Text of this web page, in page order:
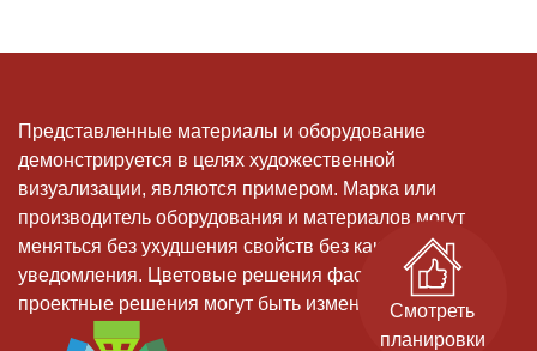
Представленные материалы и оборудование
демонстрируется в целях художественной
визуализации, являются примером. Марка или
производитель оборудования и материалов могут
меняться без ухудшения свойств без какого-либо
уведомления. Цветовые решения фасадов, и иные
проектные решения могут быть измененыСмотреть
планировки